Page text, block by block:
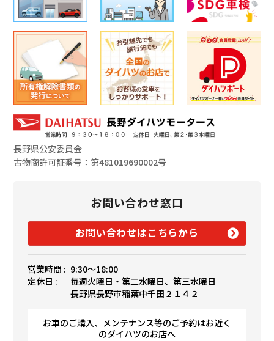
長野県公安委員会
古物商許可証番号：第481019690002号
お問い合わせ窓口
お問い合わせはこちらから
営業時間 : 9:30〜18:00
定休日 :
毎週火曜日・第二水曜日、第三水曜日
長野県長野市稲葉中千田２１４２
お車のご購入、メンテナンス等のご予約はお近く
のダイハツのお店へ